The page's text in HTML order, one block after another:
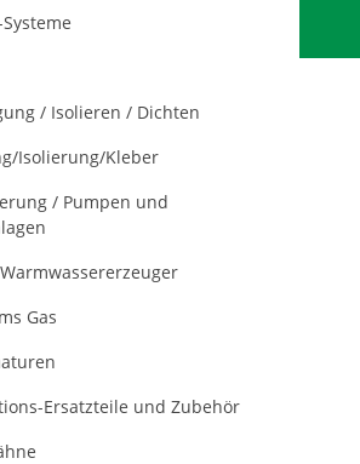
/ Isolieren / Dichten
Isolierung/Kleber
/ Pumpen und
Gas
Ersatzteile und Zubehör